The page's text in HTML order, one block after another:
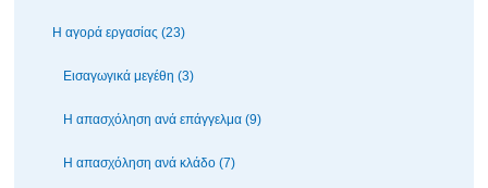
Η αγορά εργασίας (23)
Εισαγωγικά μεγέθη (3)
Η απασχόληση ανά επάγγελμα (9)
Η απασχόληση ανά κλάδο (7)